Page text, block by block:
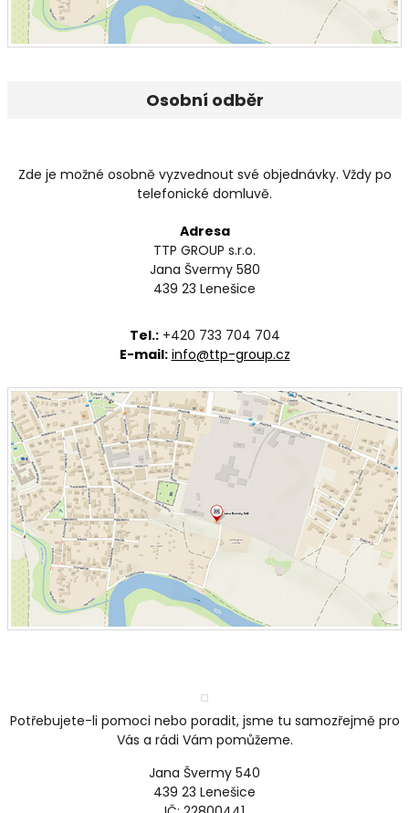
Osobní odběr
Zde je možné osobně vyzvednout své objednávky. Vždy po
telefonické domluvě.
Adresa
TTP GROUP s.r.o.
Jana Švermy 580
439 23 Lenešice
Tel.:+420 733 704 704
E-mail: info@ttp-group.cz
Potřebujete-li pomoci nebo poradit, jsme tu samozřejmě pro
Vás a rádi Vám pomůžeme.
Jana Švermy 540
439 23 Lenešice